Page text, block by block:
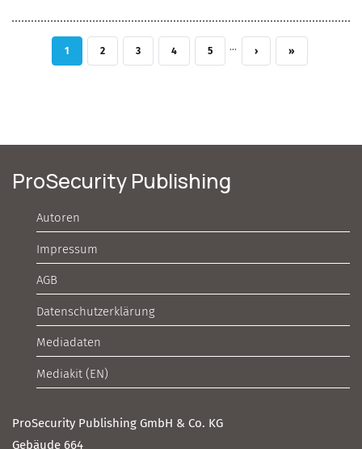
AKTUELLE SEITE
1 SEITE
2 SEITE
3 SEITE
4 SEITE
5 … NÄCHSTE SEITE
› LETZTE SEITE
»
ProSecurity Publishing
Autoren
Impressum
AGB
Datenschutzerklärung
Mediadaten
Mediakit (EN)
ProSecurity Publishing GmbH & Co. KG
Gebäude 664